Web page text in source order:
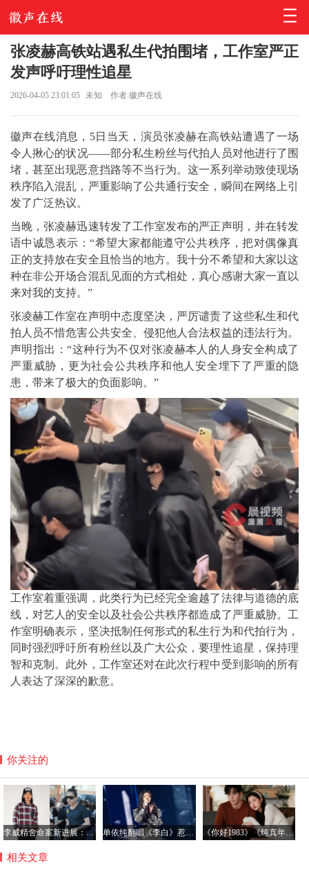
张凌赫高铁站遇私生代拍围堵，工作室严正
发声呼吁理性追星
2026-04-05 23:01:05 未知 作者:徽声在线
徽声在线消息，5日当天，演员张凌赫在高铁站遭遇了一场
令人揪心的状况——部分私生粉丝与代拍人员对他进行了围
堵，甚至出现恶意挡路等不当行为。这一系列举动致使现场
秩序陷入混乱，严重影响了公共通行安全，瞬间在网络上引
发了广泛热议。
当晚，张凌赫迅速转发了工作室发布的严正声明，并在转发
语中诚恳表示：“希望大家都能遵守公共秩序，把对偶像真
正的支持放在安全且恰当的地方。我十分不希望和大家以这
种在非公开场合混乱见面的方式相处，真心感谢大家一直以
来对我的支持。”
张凌赫工作室在声明中态度坚决，严厉谴责了这些私生和代
拍人员不惜危害公共安全、侵犯他人合法权益的违法行为。
声明指出：“这种行为不仅对张凌赫本人的人身安全构成了
严重威胁，更为社会公共秩序和他人安全埋下了严重的隐
患，带来了极大的负面影响。”
工作室着重强调，此类行为已经完全逾越了法律与道德的底
线，对艺人的安全以及社会公共秩序都造成了严重威胁。工
作室明确表示，坚决抵制任何形式的私生行为和代拍行为，
同时强烈呼吁所有粉丝以及广大公众，要理性追星，保持理
智和克制。此外，工作室还对在此次行程中受到影响的所有
人表达了深深的歉意。
你关注的
李威精舍命案新进展：受害人家属达成和解 盼法院从轻判决 单依纯翻唱《李白》惹争议，律师：若故意侵权将面临惩罚性赔偿 《你好1983》《纯真年代的爱情》引领偶像剧怀旧新风尚
相关文章